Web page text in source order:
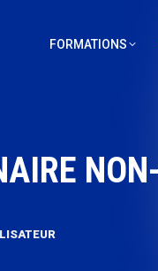
FORMATIONS